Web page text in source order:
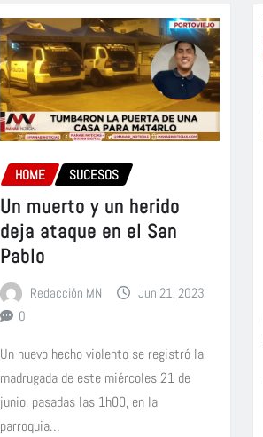
HOME SUCESOS
Un muerto y un herido
deja ataque en el San
Pablo
Redacción MN
Jun 21, 2023
0
Un nuevo hecho violento se registró la
madrugada de este miércoles 21 de
junio, pasadas las 1h00, en la
parroquia…